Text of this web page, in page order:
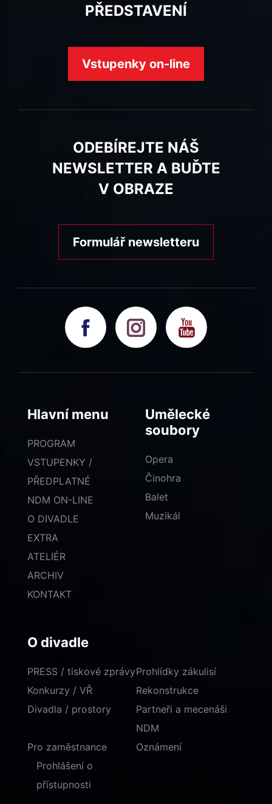
PŘEDSTAVENÍ
Vstupenky on-line
ODEBÍREJTE NÁŠ
NEWSLETTER A BUĎTE
V OBRAZE
Formulář newsletteru
Hlavní menu
PROGRAM
VSTUPENKY /
PŘEDPLATNÉ
NDM ON-LINE
O DIVADLE
EXTRA
ATELIÉR
ARCHIV
KONTAKT
Umělecké
soubory
Opera
Činohra
Balet
Muzikál
O divadle
PRESS / tiskové zprávy
Konkurzy / VŘ
Divadla / prostory
Prohlídky zákulisí
Rekonstrukce
Partneři a mecenáši
NDM
Pro zaměstnance
Oznámení
Prohlášení o
přístupnosti